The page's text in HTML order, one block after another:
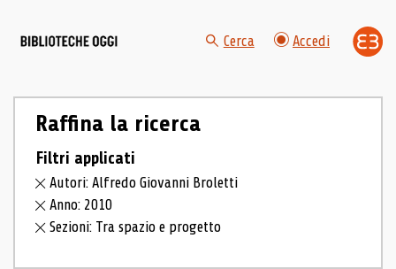
Cerca Accedi
Raffina la ricerca
Filtri applicati
Autori: Alfredo Giovanni Broletti
Anno: 2010
Sezioni: Tra spazio e progetto